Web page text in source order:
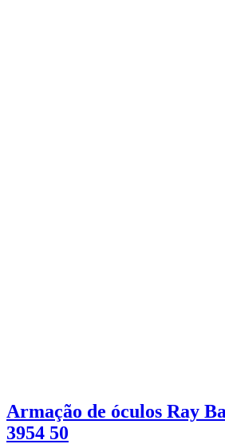
Armação de óculos Ray
3954 50